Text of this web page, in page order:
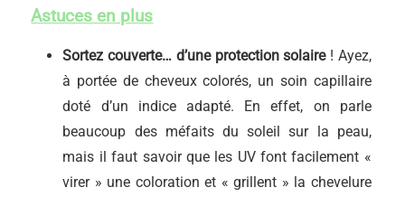
Astuces en plus
Sortez couverte… d’une protection solaire ! Ayez,
à portée de cheveux colorés, un soin capillaire
doté d’un indice adapté. En effet, on parle
beaucoup des méfaits du soleil sur la peau,
mais il faut savoir que les UV font facilement «
virer » une coloration et « grillent » la chevelure